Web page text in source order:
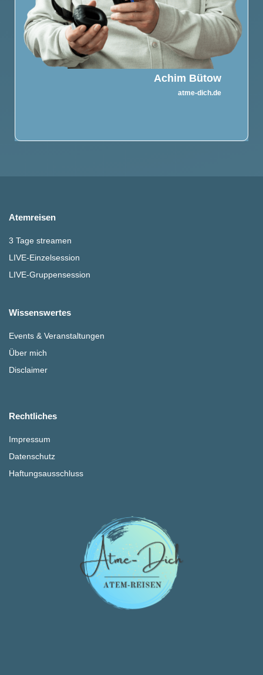
Achim Bütow
atme-dich.de
Atemreisen
3 Tage streamen
LIVE-Einzelsession
LIVE-Gruppensession
Wissenswertes
Events & Veranstaltungen
Über mich
Disclaimer
Rechtliches
Impressum
Datenschutz
Haftungsausschluss